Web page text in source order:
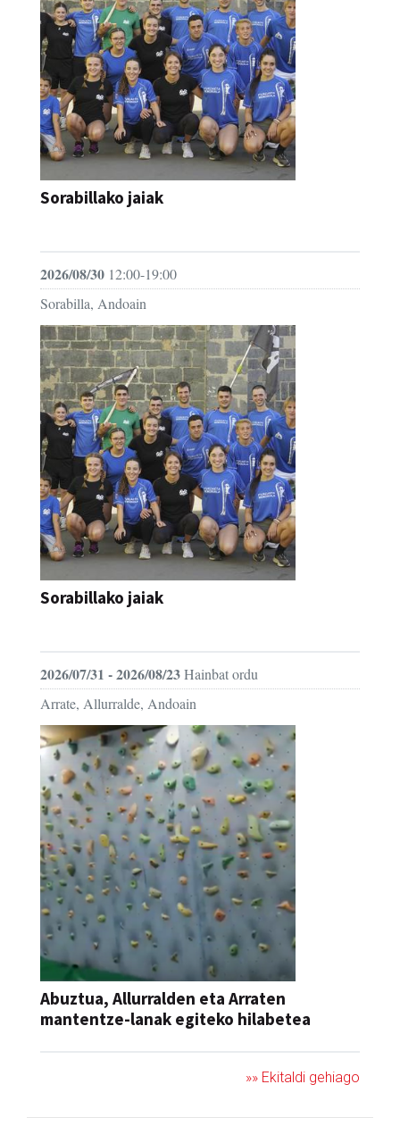
Sorabillako jaiak
2026/08/30 12:00-19:00
Sorabilla, Andoain
Sorabillako jaiak
2026/07/31 - 2026/08/23Hainbat ordu
Arrate, Allurralde, Andoain
Abuztua, Allurralden eta Arraten
mantentze-lanak egiteko hilabetea
»» Ekitaldi gehiago